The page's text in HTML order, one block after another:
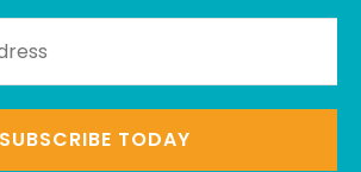
SUBSCRIBE TODAY